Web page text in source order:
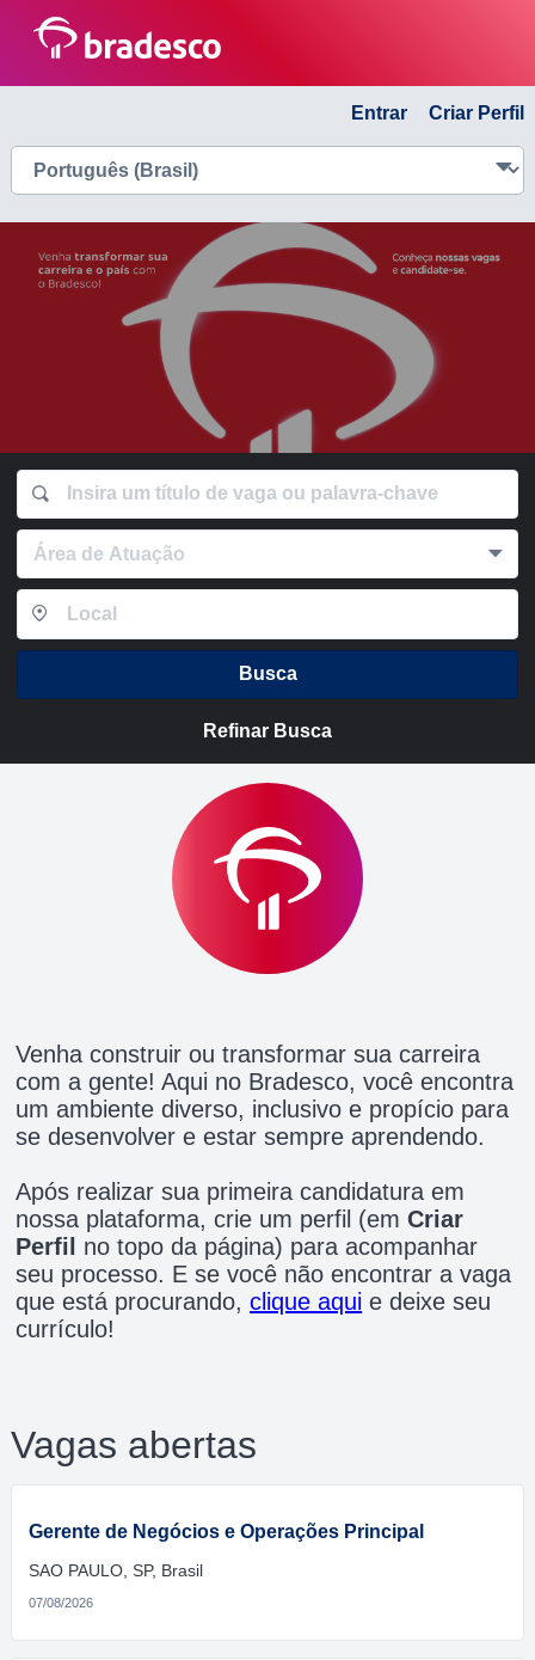
Entrar Criar Perfil
Área de Atuação
Busca
Refinar Busca
Venha construir ou transformar sua carreira
com a gente! Aqui no Bradesco, você encontra
um ambiente diverso, inclusivo e propício para
se desenvolver e estar sempre aprendendo.
Após realizar sua primeira candidatura em
nossa plataforma, crie um perfil (emCriar
Perfil
no topo da página) para acompanhar
seu processo. E se você não encontrar a vaga
que está procurando,clique aqui e deixe seu
currículo!
Vagas abertas
Gerente de Negócios e Operações Principal
SAO PAULO, SP, Brasil
07/08/2026